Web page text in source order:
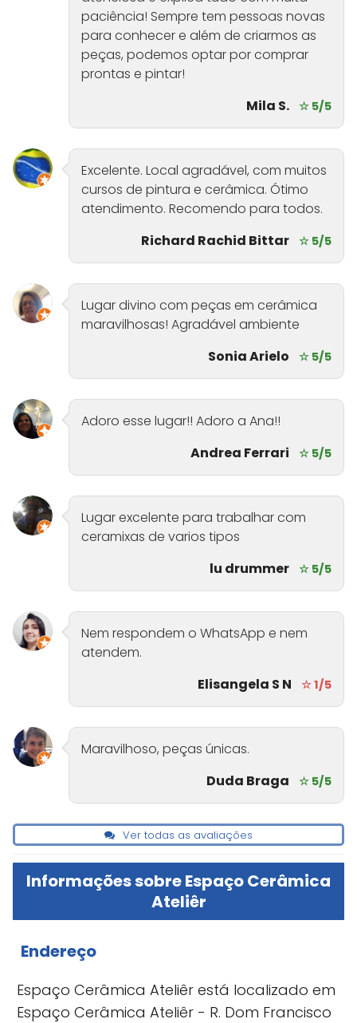
paciência! Sempre tem pessoas novas
para conhecer e além de criarmos as
peças, podemos optar por comprar
prontas e pintar!
Mila S. ☆ 5/5
Excelente. Local agradável, com muitos
cursos de pintura e cerâmica. Ótimo
atendimento. Recomendo para todos.
Richard Rachid Bittar ☆ 5/5
Lugar divino com peças em cerâmica
maravilhosas! Agradável ambiente
Sonia Arielo
☆ 5/5
Adoro esse lugar!! Adoro a Ana!!
Andrea Ferrari
☆ 5/5
Lugar excelente para trabalhar com
ceramixas de varios tipos
lu drummer ☆ 5/5
Nem respondem o WhatsApp e nem
atendem.
Elisangela S N
☆ 1/5
Maravilhoso, peças únicas.
Duda Braga
☆ 5/5
Ver todas as avaliações
Informações sobre Espaço Cerâmica
Ateliêr
Endereço
Espaço Cerâmica Ateliêr está localizado em
Espaço Cerâmica Ateliêr - R. Dom Francisco